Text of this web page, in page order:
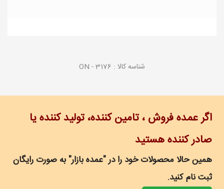
شناسه کالا : ON - 3176
اگر عمده فروش ، تامین کننده، تولید کننده یا
صادر کننده هستید
همین حالا محصولات خود را در "عمده بازار" به صورت رایگان
ثبت نام کنید.